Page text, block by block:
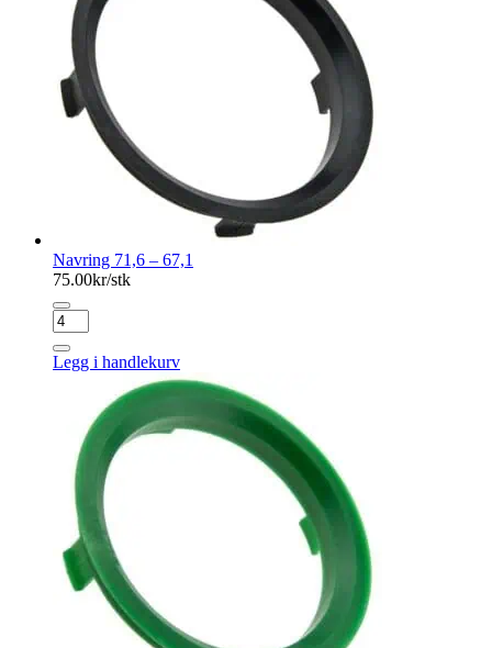
Navring 71,6 – 67,1
75.00kr/stk
Navring
71,6
-
67,1
Legg i handlekurv